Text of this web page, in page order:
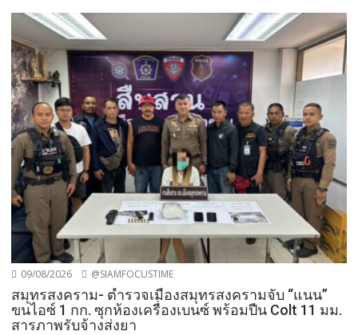
09/08/2026 @SIAMFOCUSTIME
สมุทรสงคราม- ตำรวจเมืองสมุทรสงครามจับ “แนน”
ขนไอซ์ 1 กก. ซุกห้องเครื่องเบนซ์ พร้อมปืน Colt 11 มม.
สารภาพรับจ้างส่งยา